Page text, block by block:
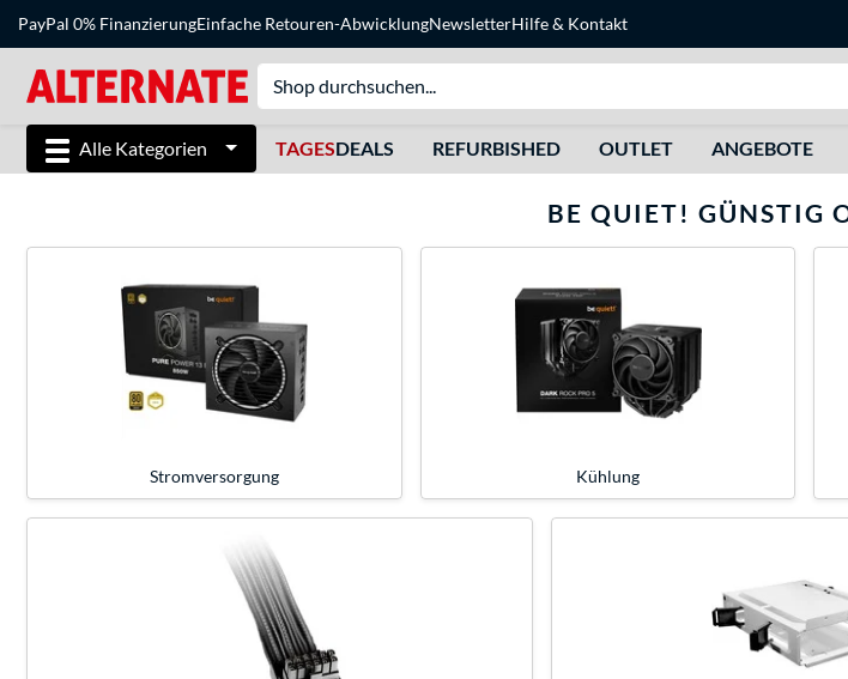
PayPal 0% FinanzierungEinfache Retouren-AbwicklungNewsletterHilfe& Kontakt
Alle Kategorien TAGESDEALS REFURBISHED OUTLET ANGEBOTE
BE QUIET! GÜNSTIG
Stromversorgung Kühlung